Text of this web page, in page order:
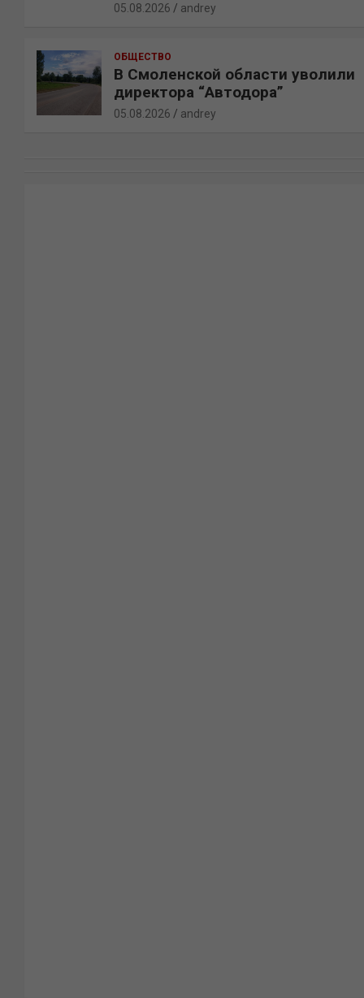
05.08.2026 andrey
ОБЩЕСТВО
В Смоленской области уволили
директора “Автодора”
05.08.2026 andrey